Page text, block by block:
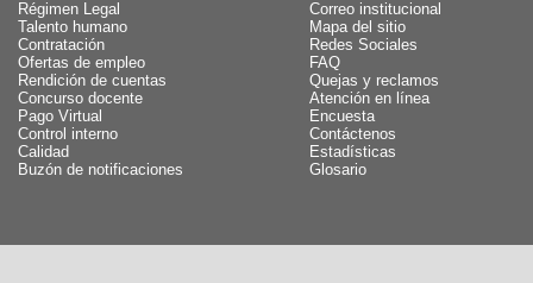
Régimen Legal
Talento humano
Contratación
Ofertas de empleo
Rendición de cuentas
Concurso docente
Pago Virtual
Control interno
Calidad
Buzón de notificaciones
Correo institucional
Mapa del sitio
Redes Sociales
FAQ
Quejas y reclamos
Atención en línea
Encuesta
Contáctenos
Estadísticas
Glosario